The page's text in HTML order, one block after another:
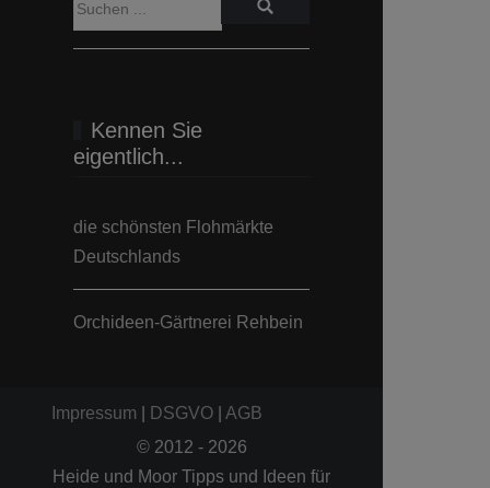
Kennen Sie
eigentlich...
die schönsten Flohmärkte
Deutschlands
Orchideen-Gärtnerei Rehbein
Impressum DSGVO
AGB
© 2012 - 2026
Heide und Moor Tipps und Ideen für